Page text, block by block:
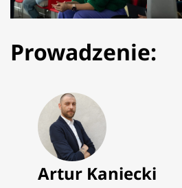
Prowadzenie:
Artur Kaniecki